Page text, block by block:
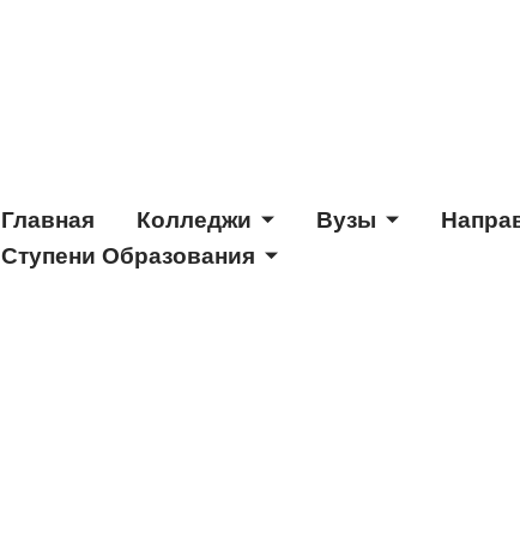
Главная Колледжи Вузы
Ступени Образования